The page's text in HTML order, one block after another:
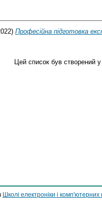
Професійна підготовка
Цей список був створений у
Школі електроніки і комп'ютерних